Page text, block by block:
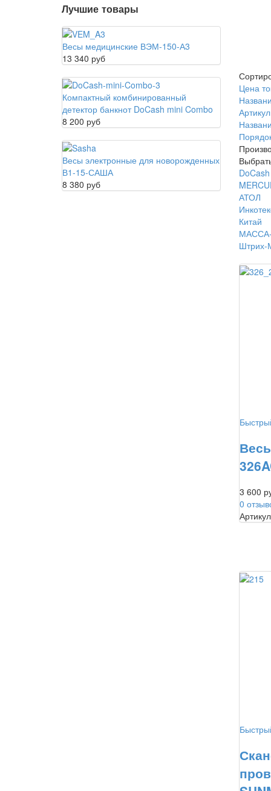
Цена
Артикул
DoCash
АТОЛ
Китай
МАССА-
Штрих-
3 600
0
Лучшие товары
Весы медицинские ВЭМ-150-А3
13 340 руб
Компактный комбинированный
детектор банкнот DoCash mini Combo
8 200 руб
Весы электронные для новорожденных
В1-15-САША
8 380 руб